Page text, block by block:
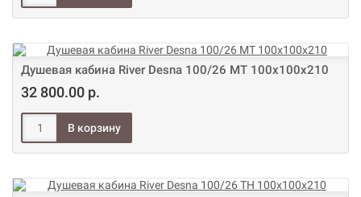
Душевая кабина River Desna 100/26 МТ 100х100х210
32 800.00 р.